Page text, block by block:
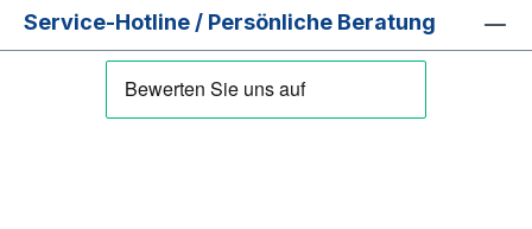
Service-Hotline / Persönliche Beratung